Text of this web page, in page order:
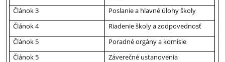
Článok 3
Poslanie a hlavné úlohy školy
Článok 4
Riadenie školy a zodpovednosť
Článok 5
Poradné orgány a komisie
Článok 5
Záverečné ustanovenia